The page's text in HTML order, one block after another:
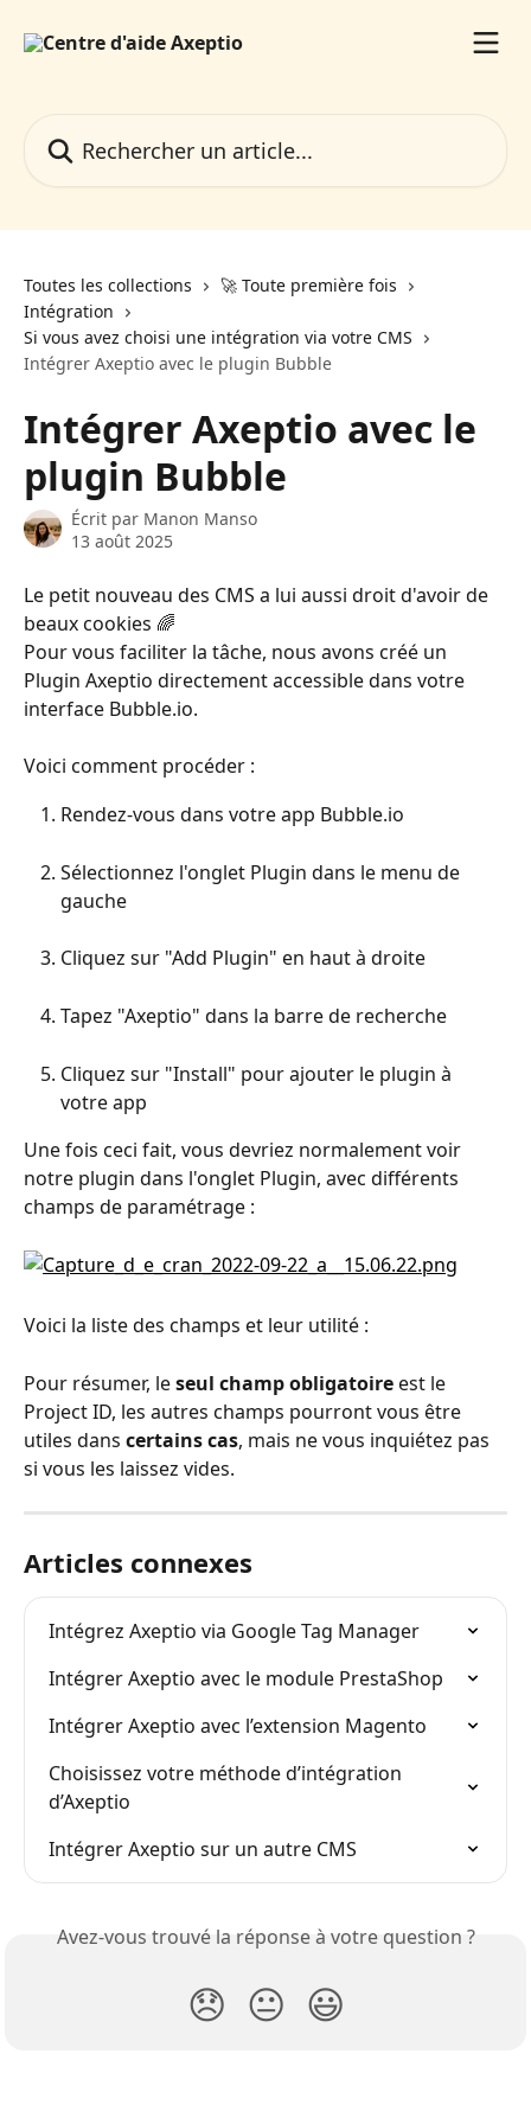
Toutes les collections
🚀 Toute première fois
Intégration
Si vous avez choisi une intégration via votre CMS
Intégrer Axeptio avec le plugin Bubble
Intégrer Axeptio avec le
plugin Bubble
Écrit par Manon Manso
13 août 2025
Le petit nouveau des CMS a lui aussi droit d'avoir de
beaux cookies 🌈
Pour vous faciliter la tâche, nous avons créé un
Plugin Axeptio directement accessible dans votre
interface Bubble.io.
Voici comment procéder :
Rendez-vous dans votre app Bubble.io
Sélectionnez l'onglet Plugin dans le menu de
gauche
Cliquez sur "Add Plugin" en haut à droite
Tapez "Axeptio" dans la barre de recherche
Cliquez sur "Install" pour ajouter le plugin à
votre app
Une fois ceci fait, vous devriez normalement voir
notre plugin dans l'onglet Plugin, avec différents
champs de paramétrage :
Voici la liste des champs et leur utilité :
Pour résumer, le seul champ obligatoire est le
Project ID, les autres champs pourront vous être
utiles dans certains cas, mais ne vous inquiétez pas
si vous les laissez vides.
Articles connexes
Intégrez Axeptio via Google Tag Manager
Intégrer Axeptio avec le module PrestaShop
Intégrer Axeptio avec l’extension Magento
Choisissez votre méthode d’intégration
d’Axeptio
Intégrer Axeptio sur un autre CMS
Avez-vous trouvé la réponse à votre question ?
😞 😐 😃